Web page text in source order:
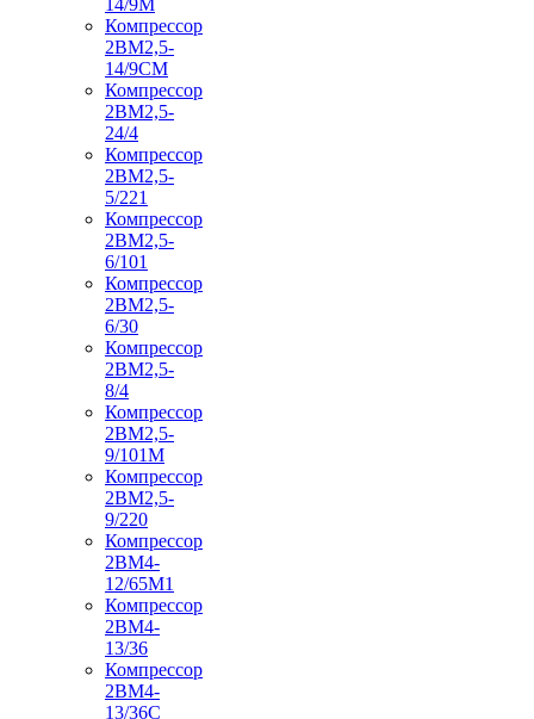
14/9М
Компрессор
2ВМ2,5-
14/9СМ
Компрессор
2ВМ2,5-
24/4
Компрессор
2ВМ2,5-
5/221
Компрессор
2ВМ2,5-
6/101
Компрессор
2ВМ2,5-
6/30
Компрессор
2ВМ2,5-
8/4
Компрессор
2ВМ2,5-
9/101М
Компрессор
2ВМ2,5-
9/220
Компрессор
2ВМ4-
12/65М1
Компрессор
2ВМ4-
13/36
Компрессор
2ВМ4-
13/36С